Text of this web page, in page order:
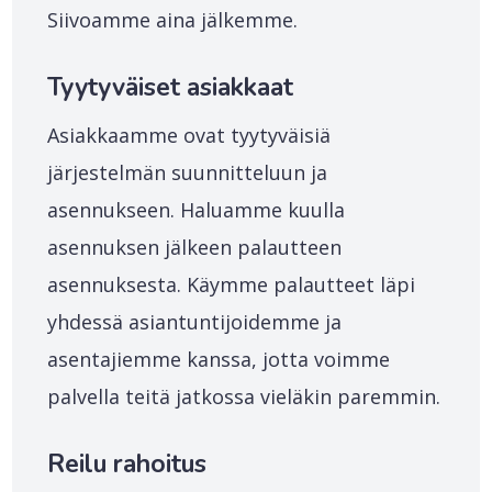
Siivoamme aina jälkemme.
Tyytyväiset asiakkaat
Asiakkaamme ovat tyytyväisiä
järjestelmän suunnitteluun ja
asennukseen. Haluamme kuulla
asennuksen jälkeen palautteen
asennuksesta. Käymme palautteet läpi
yhdessä asiantuntijoidemme ja
asentajiemme kanssa, jotta voimme
palvella teitä jatkossa vieläkin paremmin.
Reilu rahoitus